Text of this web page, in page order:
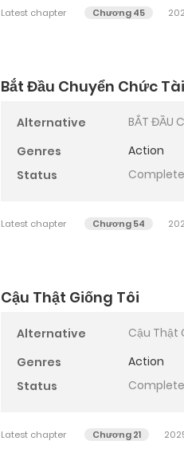
Latest chapter Chương 45
Bắt Đầu Chuyển Chức
Alternative
BẮT ĐẦU
Genres
Action
Status
Latest chapter Chương 54
Cậu Thật Giống Tôi
Alternative
Cậu Thật
Genres
Action
Status
Latest chapter Chương 21